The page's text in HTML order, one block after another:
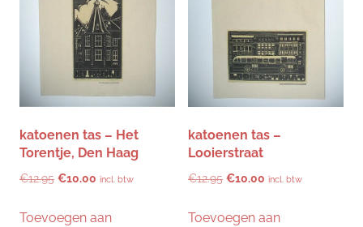
katoenen tas – Het
Torentje, Den Haag
€12.95 Oorspronkelijke
was:
€10.00 Huidige
is:
incl. btw
Toevoegen aan
katoenen tas –
Looierstraat
€12.95 Oorspronkelijke
was:
€10.00 Huidige
is:
incl. btw
Toevoegen aan